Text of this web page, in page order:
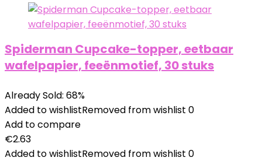
Spiderman Cupcake-topper, eetbaar
wafelpapier, feeënmotief, 30 stuks
Already Sold: 68%
Added to wishlistRemoved from wishlist 0
Add to compare
€2.63
Added to wishlistRemoved from wishlist 0